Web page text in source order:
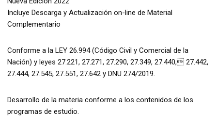
Incluye Descarga y Actualización on-line de Material
Complementario
Conforme a la LEY 26.994 (Código Civil y Comercial de la
Nación) y leyes 27.221, 27.271, 27.290, 27.349, 27.440, 27.442,
27.444, 27.545, 27.551, 27.642 y DNU 274/2019.
Desarrollo de la materia conforme a los contenidos de los
programas de estudio.